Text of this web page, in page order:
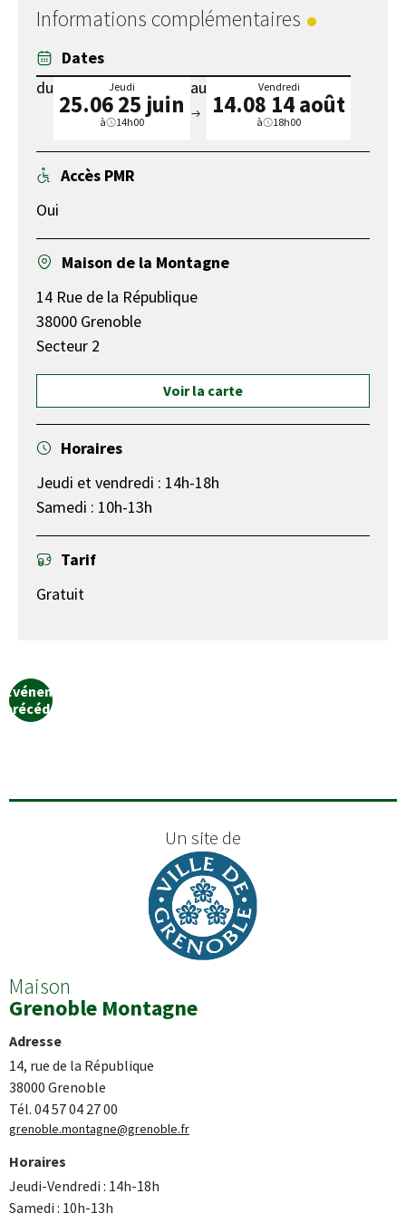
Informations complémentaires
Dates
du
Jeudi
25.0625 juin
à 14h00
au Vendredi
14.08 14 août
à 18h00
Accès PMR
Oui
Maison de la Montagne
14 Rue de la République
38000 Grenoble
Secteur 2
Voir la carte
Horaires
Jeudi et vendredi : 14h-18h
Samedi : 10h-13h
Tarif
Gratuit
Événement
précédent
Un site de
Maison
Grenoble Montagne
Adresse
14, rue de la République
38000 Grenoble
Tél. 04 57 04 27 00
grenoble.montagne@grenoble.fr
Horaires
Jeudi-Vendredi : 14h-18h
Samedi : 10h-13h